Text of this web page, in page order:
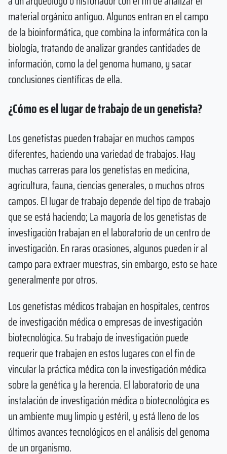
material orgánico antiguo. Algunos entran en el campo
de la bioinformática, que combina la informática con la
biología, tratando de analizar grandes cantidades de
información, como la del genoma humano, y sacar
conclusiones científicas de ella.
¿Cómo es el lugar de trabajo de un genetista?
Los genetistas pueden trabajar en muchos campos
diferentes, haciendo una variedad de trabajos. Hay
muchas carreras para los genetistas en medicina,
agricultura, fauna, ciencias generales, o muchos otros
campos. El lugar de trabajo depende del tipo de trabajo
que se está haciendo; La mayoría de los genetistas de
investigación trabajan en el laboratorio de un centro de
investigación. En raras ocasiones, algunos pueden ir al
campo para extraer muestras, sin embargo, esto se hace
generalmente por otros.
Los genetistas médicos trabajan en hospitales, centros
de investigación médica o empresas de investigación
biotecnológica. Su trabajo de investigación puede
requerir que trabajen en estos lugares con el fin de
vincular la práctica médica con la investigación médica
sobre la genética y la herencia. El laboratorio de una
instalación de investigación médica o biotecnológica es
un ambiente muy limpio y estéril, y está lleno de los
últimos avances tecnológicos en el análisis del genoma
de un organismo.